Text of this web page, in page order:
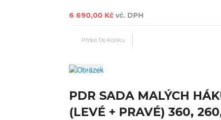
6 690,00 Kč vč. DPH
PDR SADA MALÝCH
(LEVÉ + PRAVÉ) 360,